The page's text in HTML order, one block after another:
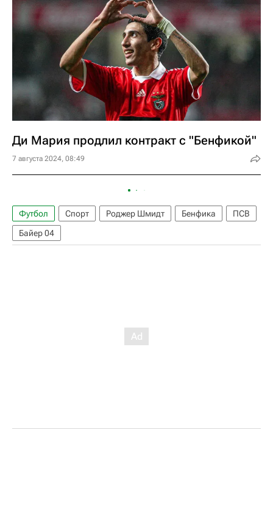
Ди Мария продлил контракт с "Бенфикой"
7 августа 2024, 08:49
Футбол Спорт Роджер Шмидт Бенфика
ПСВ
Байер 04